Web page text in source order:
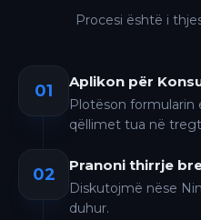
Procesi është i
01 Aplikon për
Plotëson formularin
qëllimet tua në
02 Pranoni thirrje
Diskutojmë nëse
duhur.